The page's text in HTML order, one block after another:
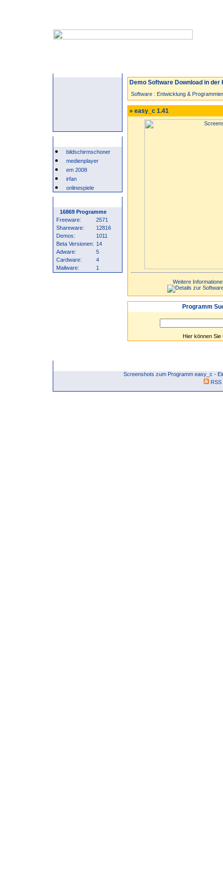
bildschirmschoner
medienplayer
em 2008
irfan
onlinespiele
16869 Programme
Freeware:
2571
Shareware:
12816
Demos:
1011
Beta Versionen: 14
Adware:
5
Cardware:
4
Mailware:
1
Demo Software Download in der
Software : Entwicklung &
» easy_c 1.41
Weitere
Programm
Hier können
Screenshots zum Programm easy_c -